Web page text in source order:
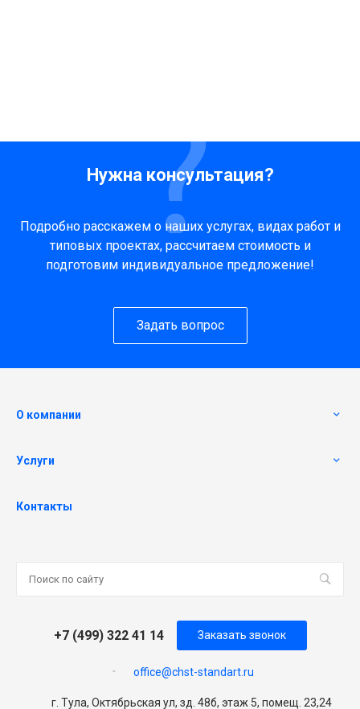
Нужна консультация?
Подробно расскажем о наших услугах, видах работ и
типовых проектах, рассчитаем стоимость и
подготовим индивидуальное предложение!
Задать вопрос
О компании
Услуги
Контакты
+7 (499) 322 41 14
office@chst-standart.ru
Заказать звонок
г. Тула, Октябрьская ул, зд. 48б, этаж 5, помещ. 23,24